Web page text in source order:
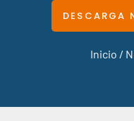
DESCARGA
Inicio /